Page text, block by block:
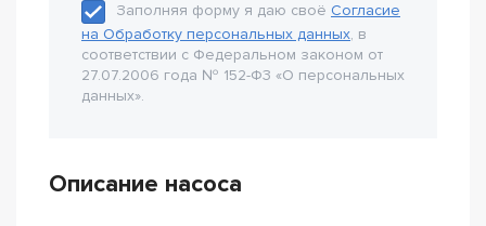
Заполняя форму я даю своё Согласие
на Обработку персональных данных, в
соответствии с Федеральном законом от
27.07.2006 года № 152-Ф3 «О персональных
данных».
Описание насоса